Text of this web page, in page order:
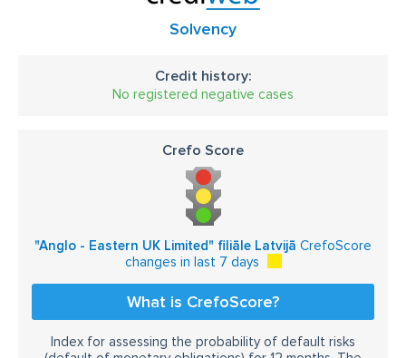
Solvency
Credit history:
No registered negative cases
Crefo Score
"Anglo - Eastern UK Limited" filiāle Latvijā CrefoScore
changes in last 7 days
What is CrefoScore?
Index for assessing the probability of default risks